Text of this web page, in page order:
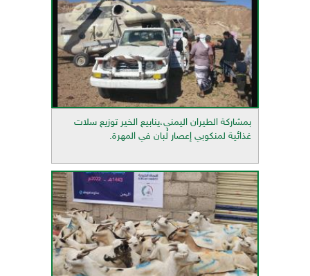
بمشاركة الطيران اليمني،ينابيع الخير توزيع سلات
غذائية لمنكوبي إعصار لُبان في المهرة.